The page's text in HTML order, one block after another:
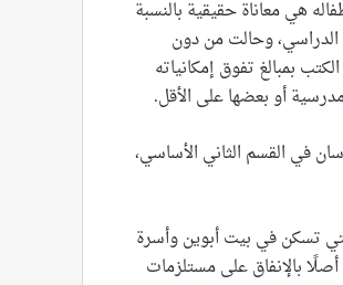
هي معاناة حقيقية بالنسبة
الدراسي، وحالت من دون
بمبالغ تفوق إمكانياته
أو بعضها على الأقل.
في القسم الثاني الأساسي،
تسكن في بيت أبوين وأسرة
بالإنفاق على مستلزمات